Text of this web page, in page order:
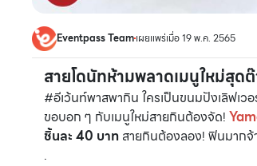
Eventpass Teamเผยแพร่เมื่อ 19 พ.ค. 2565
สายโดนัทห้ามพลาดเมนูใหม่สุด
#อีเว้นท์พาสพากิน ใครเป็นขนมปังเลิฟเว
ขอบอก ๆ กับเมนูใหม่สายกินต้องจัด!
ชิ้นละ 40 บาท สายกินต้องลอง! ฟินมากจ้
.